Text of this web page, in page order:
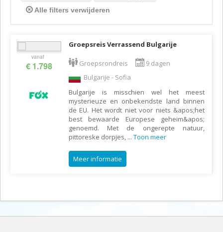
Alle filters verwijderen
vanaf
€ 1.798
Groepsreis Verrassend Bulgarije
Groepsrondreis
9 dagen
Bulgarije - Sofia
Bulgarije is misschien wel het meest
mysterieuze en onbekendste land binnen
de EU. Het wordt niet voor niets &apos;het
best bewaarde Europese geheim&apos;
genoemd. Met de ongerepte natuur,
pittoreske dorpjes, ... Toon meer
Meer informatie